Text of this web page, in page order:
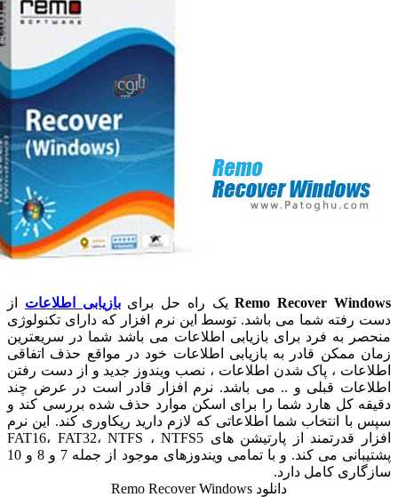
Remo Recoverیک راه حل برایبازیابی اطلاعاتاز
شما می باشد. توسط این نرم افزار که دارای تکنولوژی
به فرد برای بازیابی اطلاعات می باشد شما در سریعترین
ممکن قادر به بازیابی اطلاعات خود در مواقع حذف اتفاقی
، پاک شدن اطلاعات ، نصب ویندوز جدید و از دست رفتن
قبلی و .. می باشد. نرم افزار قادر است در عرض چند
کل هارد شما را برای اسکن موارد حذف شده بررسی کند و
انتخاب شما اطلاعاتی که لازم دارید ریکاوری کند. این نرم
افزار قدرتمند از پارتیشن های FAT16، FAT32، NTFS ، NTFS5
پشتیبانی می کند. و با تمامی ویندوزهای موجود از جمله 7 و 8 و 10
کامل دارد.
دانلود Remo Recover Windows